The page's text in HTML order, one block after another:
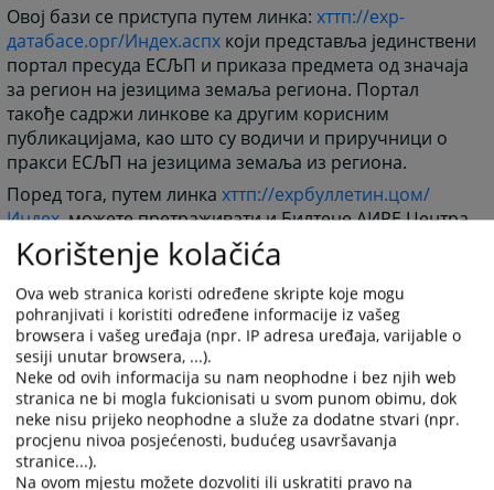
Овој бази се приступа путем линка:хттп://ехр-
датабасе.орг/Индеx.аспx који представља јединствени
портал пресуда ЕСЉП и приказа предмета од значаја
за регион на језицима земаља региона. Портал
такође садржи линкове ка другим корисним
публикацијама, као што су водичи и приручници о
пракси ЕСЉП на језицима земаља из региона.
Поред тога, путем линкахттп://ехрбуллетин.цом/
Индеx, можете претраживати и Билтене АИРЕ Центра,
који садрже сажетке и анализе најновијих пресуда
ЕСЉП, са кратким коментаром који упућује на
постојеће стандарде заштите у вези са релевантним
чланом Конвенције, као и називе других пресуда
везаних за ту област заштите људских права и
слобода.
Korištenje kolačića
Ova web stranica koristi određene skripte koje mogu
pohranjivati i koristiti određene informacije iz vašeg
browsera i vašeg uređaja (npr. IP adresa uređaja, varijable o
sesiji unutar browsera, ...).
Neke od ovih informacija su nam neophodne i bez njih web
stranica ne bi mogla fukcionisati u svom punom obimu, dok
neke nisu prijeko neophodne a služe za dodatne stvari (npr.
procjenu nivoa posjećenosti, budućeg usavršavanja
stranice...).
Na ovom mjestu možete dozvoliti ili uskratiti pravo na